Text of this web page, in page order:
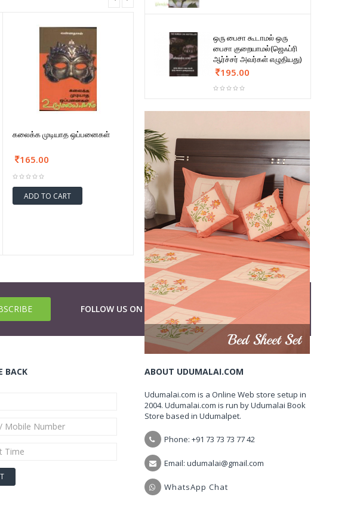
கலைக்க முடியாத ஒப்பனைகள்
165.00
ADD TO CART
ஒரு பைசா கூடாமல் ஒரு
பைசா குறையாமல்(ஜெஃப்ரி
ஆர்ச்சர் அவர்கள் எழுதியது)
195.00
FOLLOW US ON
BACK ABOUT UDUMALAI.COM
Udumalai.com is a Online Web store setup in
2004. Udumalai.com is run by Udumalai Book
Store based in Udumalpet.
Phone: +91 73 73 73 77 42
Email: udumalai@gmail.com
WhatsApp Chat